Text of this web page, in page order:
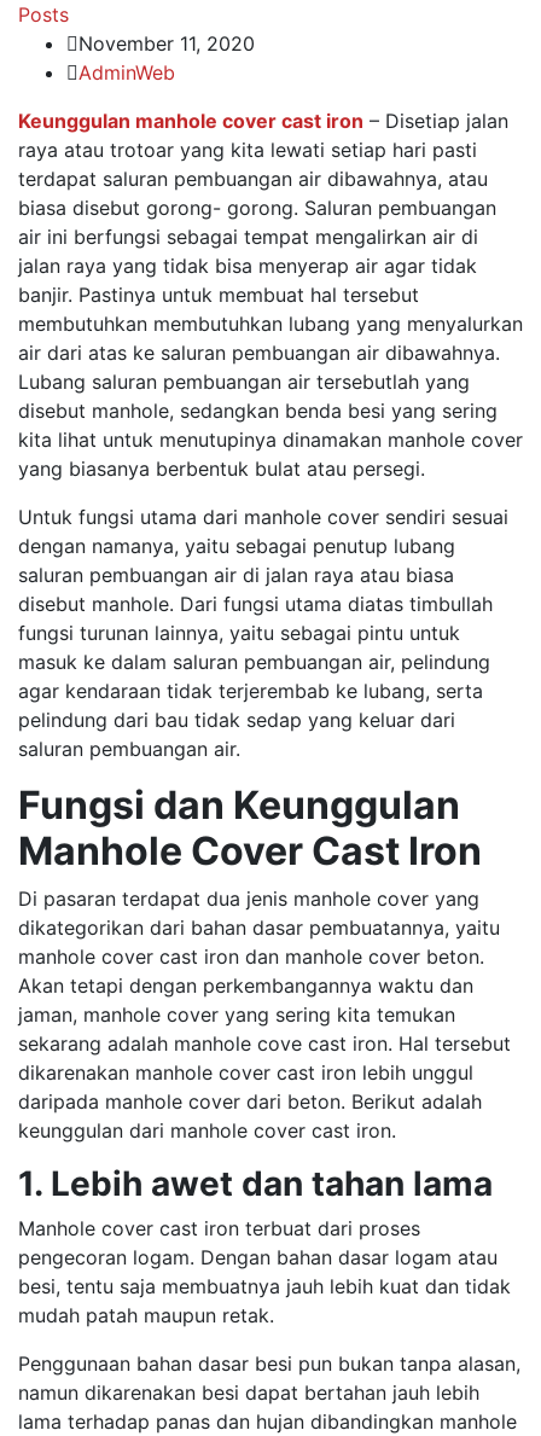
Posts
November 11, 2020
AdminWeb
Keunggulan manhole cover cast iron – Disetiap jalan
raya atau trotoar yang kita lewati setiap hari pasti
terdapat saluran pembuangan air dibawahnya, atau
biasa disebut gorong- gorong. Saluran pembuangan
air ini berfungsi sebagai tempat mengalirkan air di
jalan raya yang tidak bisa menyerap air agar tidak
banjir. Pastinya untuk membuat hal tersebut
membutuhkan membutuhkan lubang yang menyalurkan
air dari atas ke saluran pembuangan air dibawahnya.
Lubang saluran pembuangan air tersebutlah yang
disebut manhole, sedangkan benda besi yang sering
kita lihat untuk menutupinya dinamakan manhole cover
yang biasanya berbentuk bulat atau persegi.
Untuk fungsi utama dari manhole cover sendiri sesuai
dengan namanya, yaitu sebagai penutup lubang
saluran pembuangan air di jalan raya atau biasa
disebut manhole. Dari fungsi utama diatas timbullah
fungsi turunan lainnya, yaitu sebagai pintu untuk
masuk ke dalam saluran pembuangan air, pelindung
agar kendaraan tidak terjerembab ke lubang, serta
pelindung dari bau tidak sedap yang keluar dari
saluran pembuangan air.
Fungsi dan Keunggulan
Manhole Cover Cast Iron
Di pasaran terdapat dua jenis manhole cover yang
dikategorikan dari bahan dasar pembuatannya, yaitu
manhole cover cast iron dan manhole cover beton.
Akan tetapi dengan perkembangannya waktu dan
jaman, manhole cover yang sering kita temukan
sekarang adalah manhole cove cast iron. Hal tersebut
dikarenakan manhole cover cast iron lebih unggul
daripada manhole cover dari beton. Berikut adalah
keunggulan dari manhole cover cast iron.
1. Lebih awet dan tahan lama
Manhole cover cast iron terbuat dari proses
pengecoran logam. Dengan bahan dasar logam atau
besi, tentu saja membuatnya jauh lebih kuat dan tidak
mudah patah maupun retak.
Penggunaan bahan dasar besi pun bukan tanpa alasan,
namun dikarenakan besi dapat bertahan jauh lebih
lama terhadap panas dan hujan dibandingkan manhole